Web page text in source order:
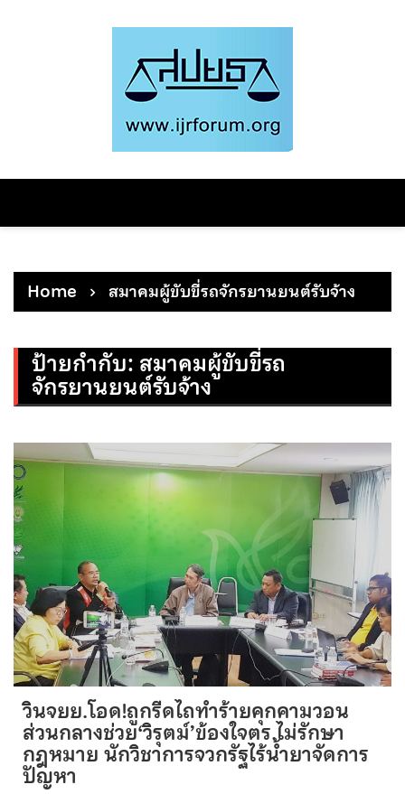
Home สมาคมผู้ขับขี่รถจักรยานยนต์รับจ้าง
ป้ายกำกับ: สมาคมผู้ขับขี่รถ
จักรยานยนต์รับจ้าง
วินจยย.โอด!ถูกรีดไถทำร้ายคุกคามวอน
ส่วนกลางช่วย‘วิรุตม์’ข้องใจตร.ไม่รักษา
กฎหมาย นักวิชาการจวกรัฐไร้น้ำยาจัดการ
ปัญหา